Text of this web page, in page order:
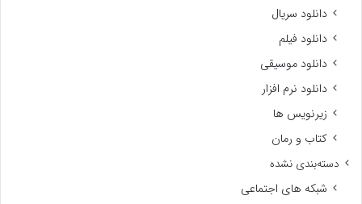
دانلود سریال
دانلود فیلم
دانلود موسیقی
دانلود نرم افزار
زیرنویس ها
کتاب و رمان
دسته‌بندی نشده
شبکه های اجتماعی